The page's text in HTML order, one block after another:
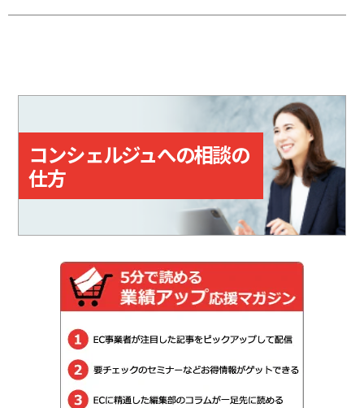
きるクラウドサービス。「指定場
取をサポートする機能も備えてい
コンシェルジュへの相談の
仕方